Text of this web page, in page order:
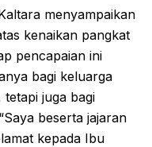
menyampaikan
kenaikan pangkat
pencapaian ini
bagi keluarga
tetapi juga bagi
beserta jajaran
kepada Ibu